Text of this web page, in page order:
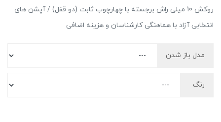
روکش 10 میلی راش برجسته با چهارچوب ثابت (دو قفل) / آپشن های
انتخابی آزاد با هماهنگی کارشناسان و هزینه اضافی
مدل باز شدن
رنگ